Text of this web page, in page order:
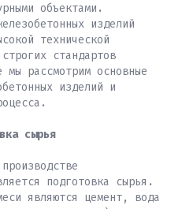
объектами.
изделий
технической
стандартов
рассмотрим основные
изделий и
сырья
подготовка сырья.
являются цемент, вода